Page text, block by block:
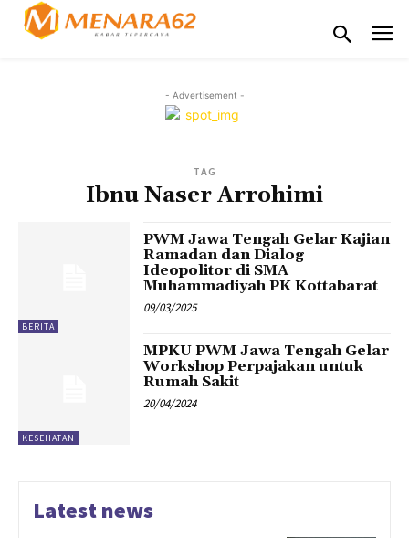
- Advertisement -
TAG
Ibnu Naser Arrohimi
BERITA
PWM Jawa Tengah Gelar Kajian
Ramadan dan Dialog
Ideopolitor di SMA
Muhammadiyah PK Kottabarat
09/03/2025
KESEHATAN
MPKU PWM Jawa Tengah Gelar
Workshop Perpajakan untuk
Rumah Sakit
20/04/2024
Latest news